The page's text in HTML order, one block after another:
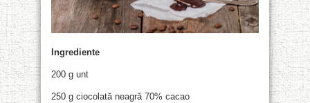
Ingrediente
200 g unt
250 g ciocolată neagră 70% cacao